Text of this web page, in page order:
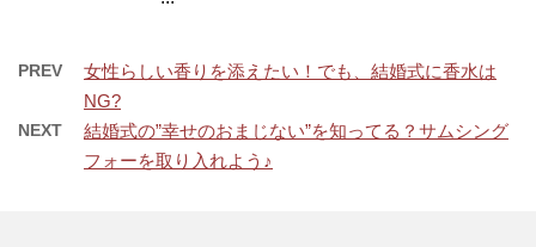
PREV
女性らしい香りを添えたい！でも、結婚式に香水は
NG?
NEXT
結婚式の”幸せのおまじない”を知ってる？サムシング
フォーを取り入れよう♪